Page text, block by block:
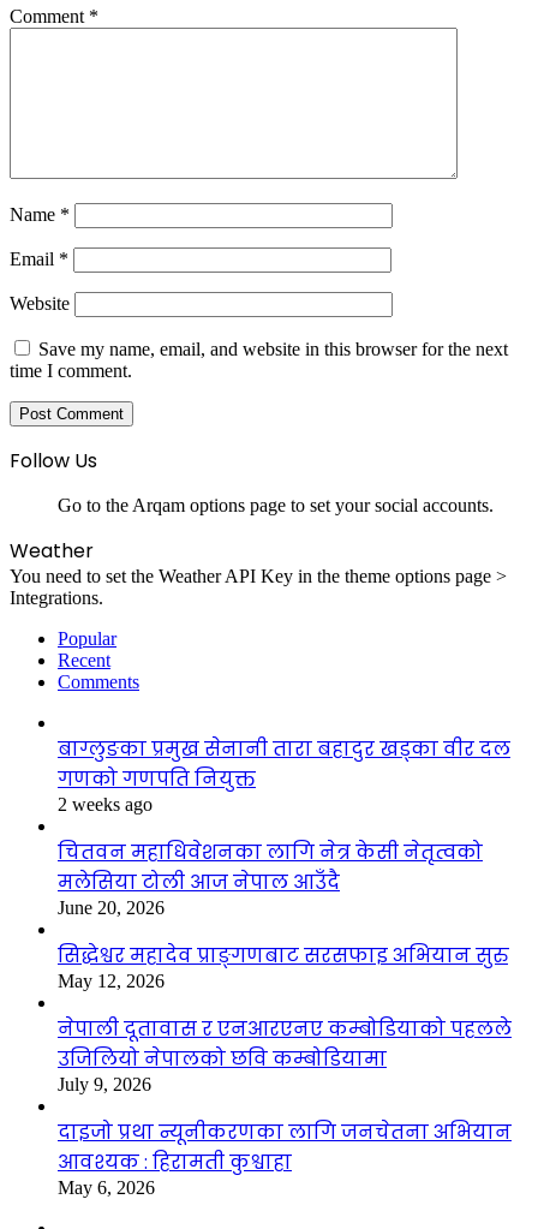
Comment *
Name *
Email *
Website
Save my name, email, and website in this browser for the next
time I comment.
Follow Us
Go to the Arqam options page to set your social accounts.
Weather
You need to set the Weather API Key in the theme options page >
Integrations.
Popular
Recent
Comments
बाग्लुङका प्रमुख सेनानी तारा बहादुर खड्का वीर दल
गणको गणपति नियुक्त
2 weeks ago
चितवन महाधिवेशनका लागि नेत्र केसी नेतृत्वको
मलेसिया टोली आज नेपाल आउँदै
June 20, 2026
सिद्धेश्वर महादेव प्राङ्गणबाट सरसफाइ अभियान सुरु
May 12, 2026
नेपाली दूतावास र एनआरएनए कम्बोडियाको पहलले
उजिलियो नेपालको छवि कम्बोडियामा
July 9, 2026
दाइजो प्रथा न्यूनीकरणका लागि जनचेतना अभियान
आवश्यक : हिरामती कुश्वाहा
May 6, 2026